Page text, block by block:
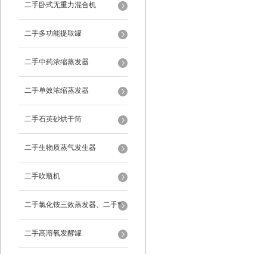
二手卧式无重力混合机
二手多功能提取罐
二手中药浓缩蒸发器
二手单效浓缩蒸发器
二手石英砂烘干筒
二手生物质蒸气发生器
二手吹瓶机
二手氯化铵三效蒸发器、二手*
蒸发器
二手高溶氧发酵罐